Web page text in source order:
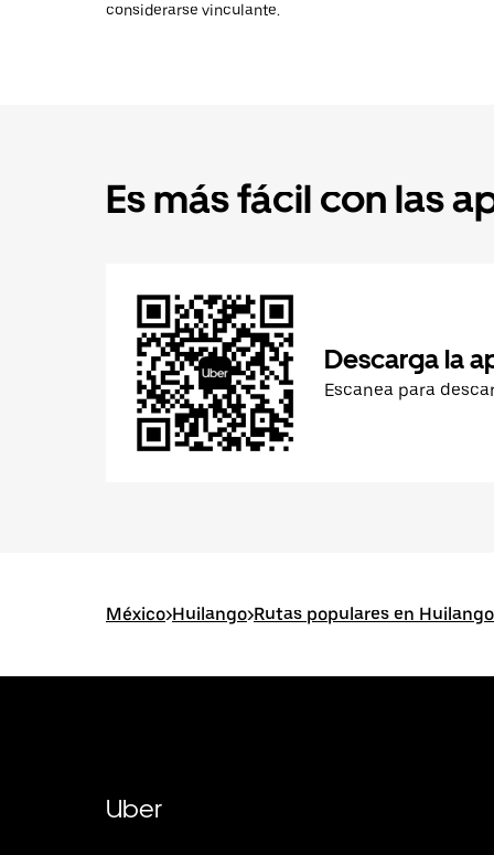
considerarse vinculante.
Es más fácil con las
Descarga la
Escanea para
México>Huilango>Rutas populares en Huilango
Uber